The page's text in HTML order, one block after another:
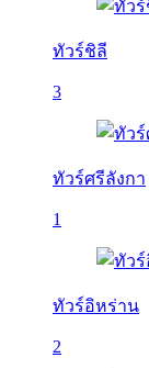
ทัวร์ชิลี
3
ทัวร์ศรีลังกา
1
ทัวร์อิหร่าน
2